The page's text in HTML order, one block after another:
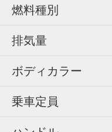
燃料種別
排気量
ボディカラー
乗車定員